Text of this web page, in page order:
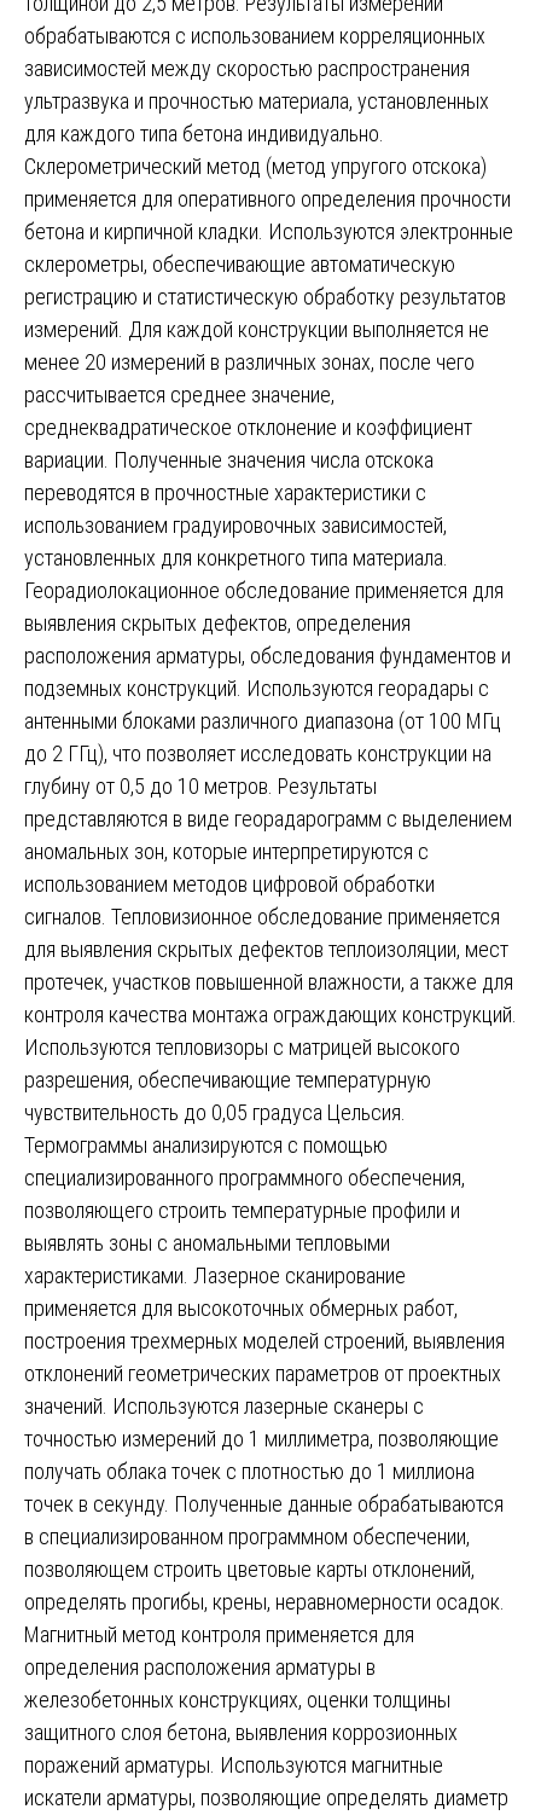
обрабатываются с использованием корреляционных
зависимостей между скоростью распространения
ультразвука и прочностью материала, установленных
для каждого типа бетона индивидуально.
Склерометрический метод (метод упругого отскока)
применяется для оперативного определения прочности
бетона и кирпичной кладки. Используются электронные
склерометры, обеспечивающие автоматическую
регистрацию и статистическую обработку результатов
измерений. Для каждой конструкции выполняется не
менее 20 измерений в различных зонах, после чего
рассчитывается среднее значение,
среднеквадратическое отклонение и коэффициент
вариации. Полученные значения числа отскока
переводятся в прочностные характеристики с
использованием градуировочных зависимостей,
установленных для конкретного типа материала.
Георадиолокационное обследование применяется для
выявления скрытых дефектов, определения
расположения арматуры, обследования фундаментов и
подземных конструкций. Используются георадары с
антенными блоками различного диапазона (от 100 МГц
до 2 ГГц), что позволяет исследовать конструкции на
глубину от 0,5 до 10 метров. Результаты
представляются в виде георадарограмм с выделением
аномальных зон, которые интерпретируются с
использованием методов цифровой обработки
сигналов. Тепловизионное обследование применяется
для выявления скрытых дефектов теплоизоляции, мест
протечек, участков повышенной влажности, а также для
контроля качества монтажа ограждающих конструкций.
Используются тепловизоры с матрицей высокого
разрешения, обеспечивающие температурную
чувствительность до 0,05 градуса Цельсия.
Термограммы анализируются с помощью
специализированного программного обеспечения,
позволяющего строить температурные профили и
выявлять зоны с аномальными тепловыми
характеристиками. Лазерное сканирование
применяется для высокоточных обмерных работ,
построения трехмерных моделей строений, выявления
отклонений геометрических параметров от проектных
значений. Используются лазерные сканеры с
точностью измерений до 1 миллиметра, позволяющие
получать облака точек с плотностью до 1 миллиона
точек в секунду. Полученные данные обрабатываются
в специализированном программном обеспечении,
позволяющем строить цветовые карты отклонений,
определять прогибы, крены, неравномерности осадок.
Магнитный метод контроля применяется для
определения расположения арматуры в
железобетонных конструкциях, оценки толщины
защитного слоя бетона, выявления коррозионных
поражений арматуры. Используются магнитные
искатели арматуры, позволяющие определять диаметр